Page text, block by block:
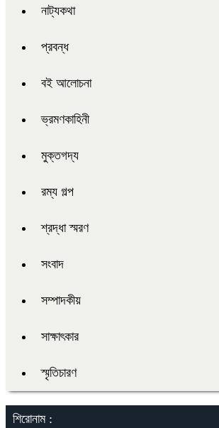
নাট্যকথা
প্রবন্ধ
বই আলোচনা
ভ্রমণকাহিনী
মুক্তগদ্য
রম্য গল্প
শ্রদ্ধা স্মরণ
সংবাদ
সম্পাদকীয়
সাক্ষাৎকার
স্মৃতিচারণ
শিরোনাম :